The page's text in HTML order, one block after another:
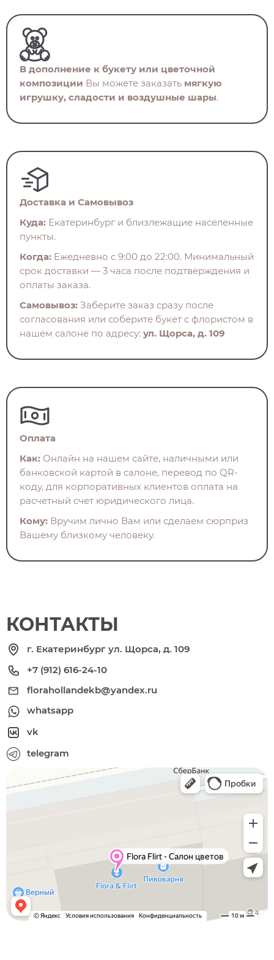
В дополнение к букету или цветочной
композиции Вы можете заказать мягкую
игрушку, сладости и воздушные шары.
Доставка и Самовывоз
Куда: Екатеринбург и близлежащие населенные
пункты.
Когда: Ежедневно с 9:00 до 22:00. Минимальный
срок доставки — 3 часа после подтверждения и
оплаты заказа.
Самовывоз: Заберите заказ сразу после
согласования или соберите букет с флористом в
нашем салоне по адресу: ул. Щорса, д. 109
Оплата
Как: Онлайн на нашем сайте, наличными или
банковской картой в салоне, перевод по QR-
коду, для корпоративных клиентов оплата на
расчетный счет юридического лица.
Кому: Вручим лично Вам или сделаем сюрприз
Вашему близкому человеку.
КОНТАКТЫ
г. Екатеринбург ул. Щорса, д. 109
+7 (912) 616-24-10
florahollandekb@yandex.ru
whatsapp
vk
telegram